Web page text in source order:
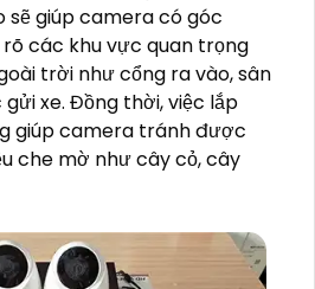
giúp camera có góc
các khu vực quan trọng
trời như cổng ra vào, sân
xe. Đồng thời, việc lắp
giúp camera tránh được
che mờ như cây cỏ, cây